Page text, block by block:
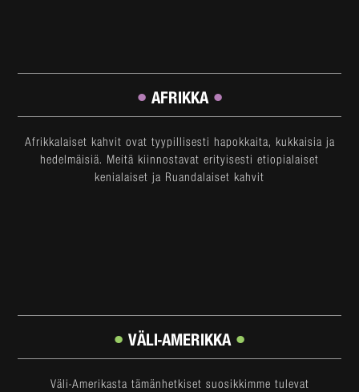
• AFRIKKA •
Afrikkalaiset kahvit ovat tyypillisesti hapokkaita, kukkaisia ja
hedelmäisiä. Meitä kiinnostavat erityisesti etiopialaiset
kenialaiset ja Ruandalaiset kahvit
• VÄLI-AMERIKKA •
Väli-Amerikasta tämänhetkiset suosikkimme tulevat